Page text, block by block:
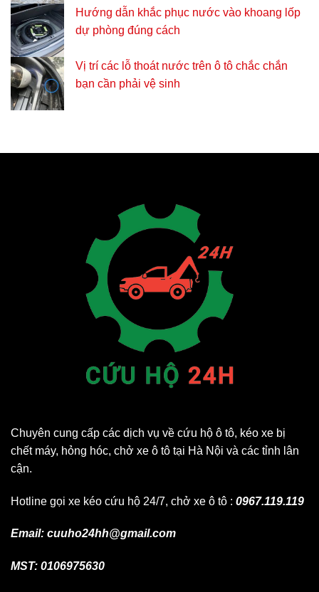
Hướng dẫn khắc phục nước vào khoang lốp
dự phòng đúng cách
Vị trí các lỗ thoát nước trên ô tô chắc chắn
bạn cần phải vệ sinh
Chuyên cung cấp các dịch vụ về cứu hộ ô tô, kéo xe bị
chết máy, hỏng hóc, chở xe ô tô tại Hà Nội và các tỉnh lân
cận.
Hotline gọi xe kéo cứu hộ 24/7, chở xe ô tô : 0967.119.119
Email: cuuho24hh@gmail.com
MST: 0106975630